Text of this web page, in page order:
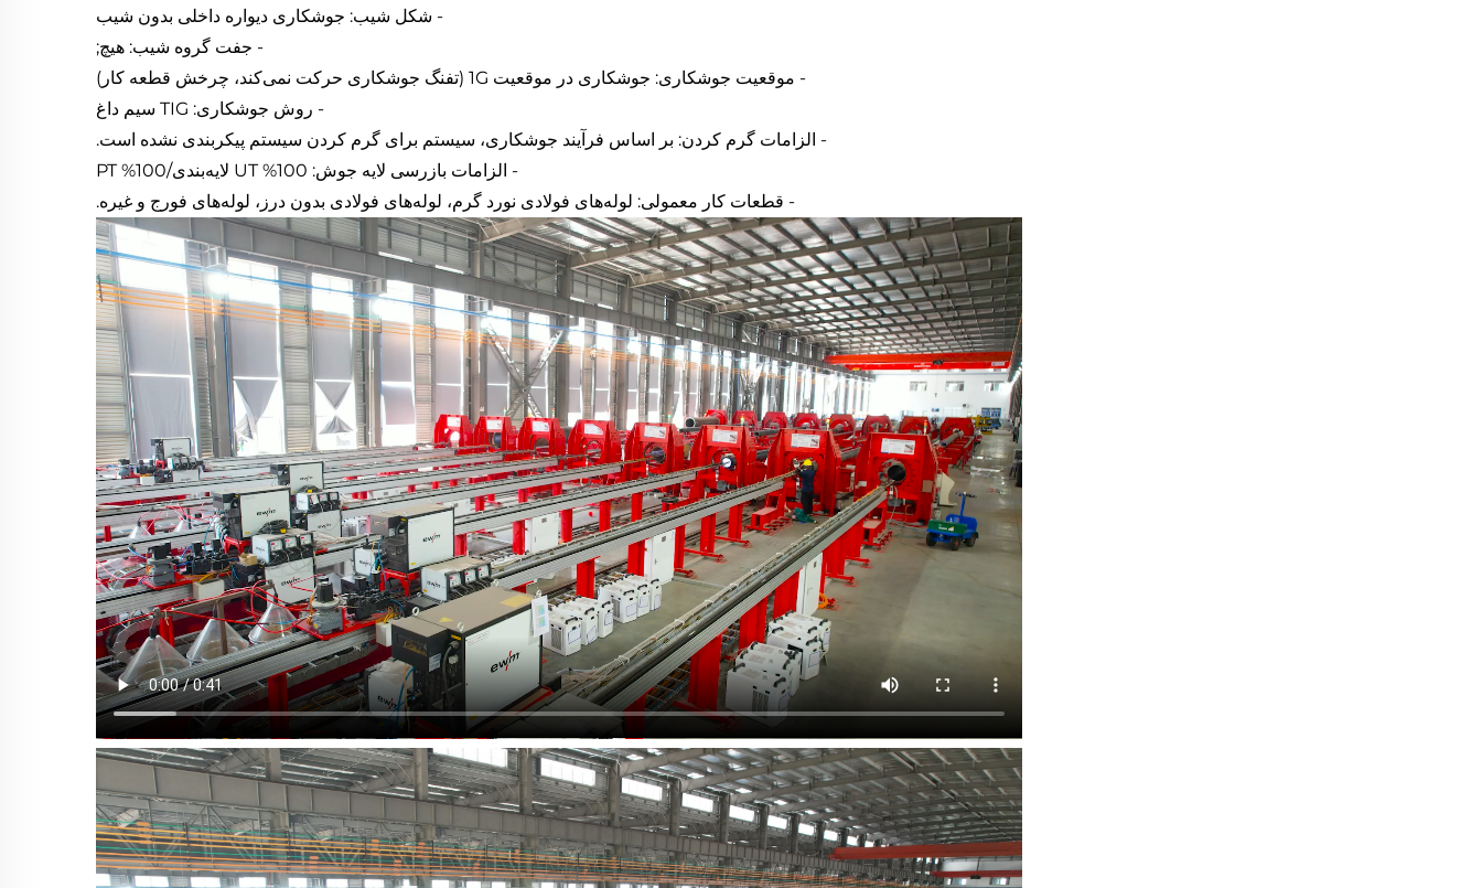
- شکل شیب: جوشکاری دیواره داخلی بدون شیب
- جفت گروه شیب: هیچ;
- موقعیت جوشکاری: جوشکاری در موقعیت 1G (تفنگ جوشکاری حرکت نمی‌کند، چرخش قطعه کار)
- روش جوشکاری: TIG سیم داغ
- الزامات گرم کردن: بر اساس فرآیند جوشکاری، سیستم برای گرم کردن سیستم پیکربندی نشده است.
- الزامات بازرسی لایه جوش: 100% UT لایه‌بندی/100% PT
- قطعات کار معمولی: لوله‌های فولادی نورد گرم، لوله‌های فولادی بدون درز، لوله‌های فورج و غیره.